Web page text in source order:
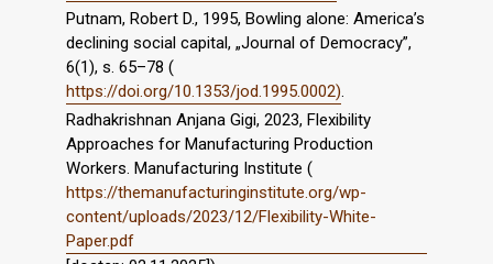
Putnam, Robert D., 1995, Bowling alone: America’s
declining social capital, „Journal of Democracy”,
6(1), s. 65–78 (
https://doi.org/10.1353/jod.1995.0002)
Radhakrishnan Anjana Gigi, 2023, Flexibility
Approaches for Manufacturing Production
Workers. Manufacturing Institute (
https://themanufacturinginstitute.org/wp-
content/uploads/2023/12/Flexibility-White-
Paper.pdf